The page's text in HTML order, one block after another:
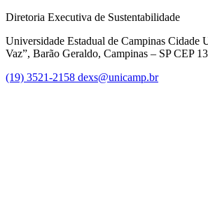
Diretoria Executiva de Sustentabilidade
Universidade Estadual de Campinas Cidade
Vaz”, Barão Geraldo, Campinas – SP CEP
(19) 3521-2158 dexs@unicamp.br